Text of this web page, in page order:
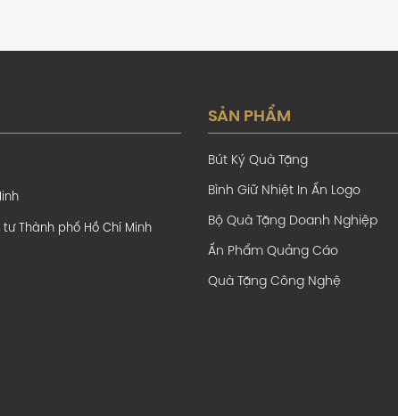
Thành phố Hồ Chí Minh
SẢN PHẨM
Bút Ký Quà Tặng
Bình Giữ Nhiệt In Ấn Logo
Bộ Quà Tặng Doanh Nghiệp
Ấn Phẩm Quảng Cáo
Quà Tặng Công Nghệ